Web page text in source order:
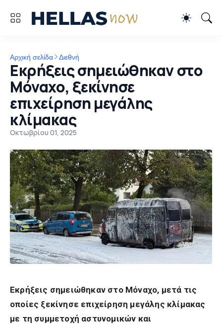
Αρχική σελίδα Διεθνή
Εκρήξεις σημειώθηκαν στο
Μόναχο, ξεκίνησε
επιχείρηση μεγάλης
κλίμακας
Οκτωβρίου 01, 2025
Εκρήξεις σημειώθηκαν στο Μόναχο, μετά τις
οποίες ξεκίνησε επιχείρηση μεγάλης κλίμακας
με τη συμμετοχή αστυνομικών και